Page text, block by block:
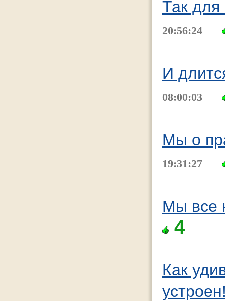
Так для
20:56:24
И
08:00:03
Мы о
19:31:27
Мы все
4
Как